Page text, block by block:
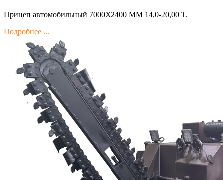
Прицеп автомобильный 7000Х2400 ММ 14,0-20,00 Т.
Подробнее ...